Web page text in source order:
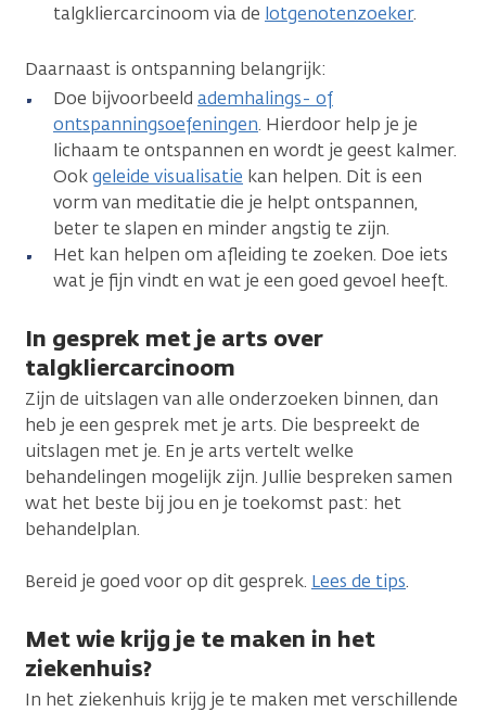
talgkliercarcinoom via de lotgenotenzoeker.
Daarnaast is ontspanning belangrijk:
Doe bijvoorbeeld ademhalings- of
ontspanningsoefeningen. Hierdoor help je je
lichaam te ontspannen en wordt je geest kalmer.
Ookgeleide visualisatie kan helpen. Dit is een
vorm van meditatie die je helpt ontspannen,
beter te slapen en minder angstig te zijn.
Het kan helpen om afleiding te zoeken. Doe iets
wat je fijn vindt en wat je een goed gevoel heeft.
In gesprek met je arts over
talgkliercarcinoom
Zijn de uitslagen van alle onderzoeken binnen, dan
heb je een gesprek met je arts. Die bespreekt de
uitslagen met je. En je arts vertelt welke
behandelingen mogelijk zijn. Jullie bespreken samen
wat het beste bij jou en je toekomst past: het
behandelplan.
Bereid je goed voor op dit gesprek. Lees de tips.
Met wie krijg je te maken in het
ziekenhuis?
In het ziekenhuis krijg je te maken met verschillende